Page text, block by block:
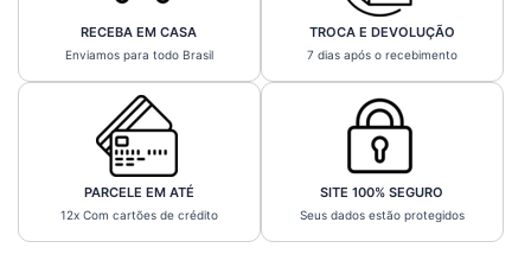
RECEBA EM CASA
Enviamos para todo Brasil
TROCA E DEVOLUÇÃO
7 dias após o recebimento
PARCELE EM ATÉ
12x Com cartões de crédito
SITE 100% SEGURO
Seus dados estão protegidos